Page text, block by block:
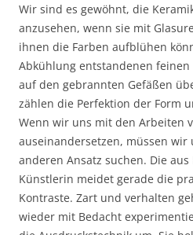
Wir sind es gewöhnt, die
anzusehen, wenn sie mit
ihnen die Farben aufblühen
Abkühlung entstandenen
auf den gebrannten Gefäßen
zählen die Perfektion der Form
Wenn wir uns mit den Arbeiten
auseinandersetzen, müssen
anderen Ansatz suchen. Die
Künstlerin meidet gerade die
Kontraste. Zart und verhalten
wieder mit Bedacht